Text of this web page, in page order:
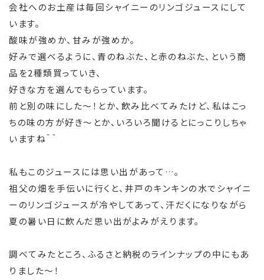
会社へのお土産は毎回シャイニーのリンゴジュースにして
います。
酸味が強めか、甘みが強めか。
好みで選べるように、青のねぶた、と赤のねぶた、という商
品を2種類買っていき、
好きな方を選んでもらっています。
前と別の味にした～！とか、飲み比べてみたけど、私はこっ
ちの味の方が好き～とか、いろいろ聞けるとにっこりしちゃ
いますね＾＾
私もこのジュースには思い出があって…。
祖父の畑を手伝いに行くと、井戸のキンキンの水でシャイニ
ーのリンゴジュースが冷やしてあって、汗だくになりながら
夏の暑い日に飲んだ思い出がよみがえります。
調べてみたところ、ふるさと納税のラインナップの中にもあ
りました～！